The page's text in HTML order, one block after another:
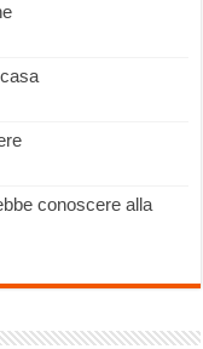
conoscere alla